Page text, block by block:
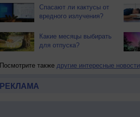
Спасают ли кактусы от
вредного излучения?
Какие месяцы выбирать
для отпуска?
Посмотрите также другие интересные новости
РЕКЛАМА